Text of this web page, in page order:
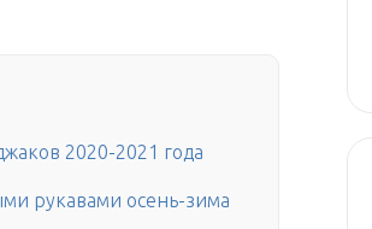
2020-2021 года
рукавами осень-зима